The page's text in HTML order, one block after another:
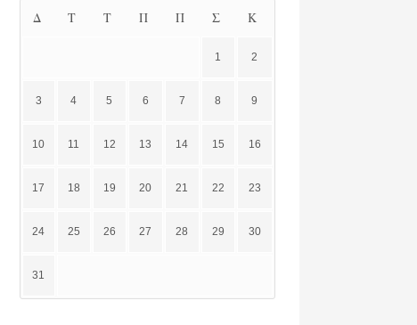
Δ Τ Τ Π Π Σ Κ
1 2
3 4 5 6 7 8 9
10 11 12 13 14 15 16
17 18 19 20 21 22 23
24 25 26 27 28 29 30
31